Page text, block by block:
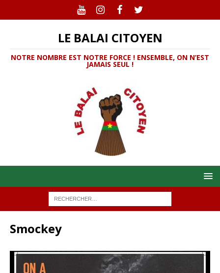
LE BALAI CITOYEN
NOTRE NOMBRE EST NOTRE FORCE ! ENSEMBLE, ON N’EST
JAMAIS SEUL !
Smockey